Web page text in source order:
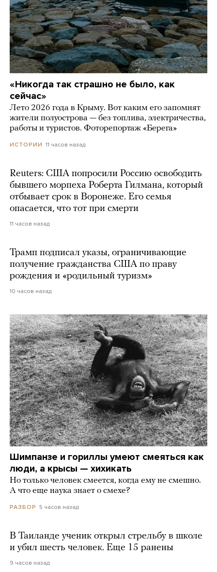
«Никогда так страшно не было, как
сейчас»
Лето 2026 года в Крыму. Вот каким его запомнят
жители полуострова — без топлива, электричества,
работы и туристов. Фоторепортаж «Берега»
ИСТОРИИ 11 часов назад
Reuters: США попросили Россию освободить
бывшего морпеха Роберта Гилмана, который
отбывает срок в Воронеже. Его семья
опасается, что тот при смерти
11 часов назад
Трамп подписал указы, ограничивающие
получение гражданства США по праву
рождения и «родильный туризм»
10 часов назад
Шимпанзе и гориллы умеют смеяться как
люди, а крысы — хихикать
Но только человек смеется, когда ему не смешно.
А что еще наука знает о смехе?
РАЗБОР 5 часов назад
В Таиланде ученик открыл стрельбу в школе
и убил шесть человек. Еще 15 ранены
9 часов назад